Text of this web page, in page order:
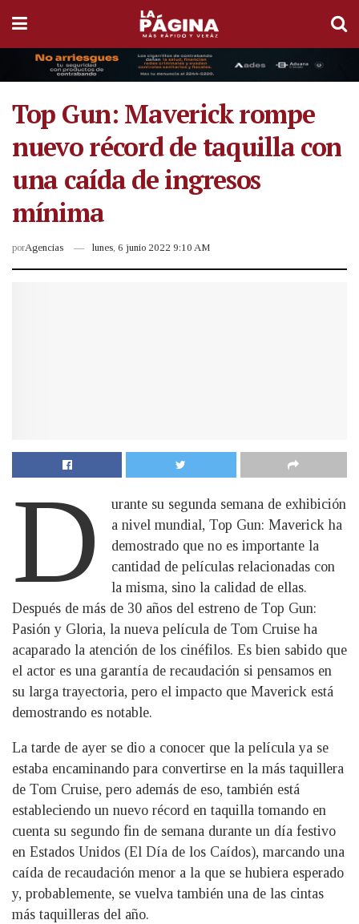
Top Gun: Maverick rompe
nuevo récord de taquilla con
una caída de ingresos
mínima
porAgencias lunes, 6 junio 2022 9:10 AM
D
urante su segunda semana de exhibición
a nivel mundial, Top Gun: Maverick ha
demostrado que no es importante la
cantidad de películas relacionadas con
la misma, sino la calidad de ellas.
Después de más de 30 años del estreno de Top Gun:
Pasión y Gloria, la nueva película de Tom Cruise ha
acaparado la atención de los cinéfilos. Es bien sabido que
el actor es una garantía de recaudación si pensamos en
su larga trayectoria, pero el impacto que Maverick está
demostrando es notable.
La tarde de ayer se dio a conocer que la película ya se
estaba encaminando para convertirse en la más taquillera
de Tom Cruise, pero además de eso, también está
estableciendo un nuevo récord en taquilla tomando en
cuenta su segundo fin de semana durante un día festivo
en Estados Unidos (El Día de los Caídos), marcando una
caída de recaudación menor a la que se hubiera esperado
y, probablemente, se vuelva también una de las cintas
más taquilleras del año.